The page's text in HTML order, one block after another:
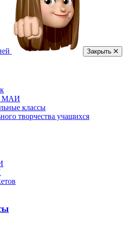
Закрыть
МАИ
классы
творчества учащихся